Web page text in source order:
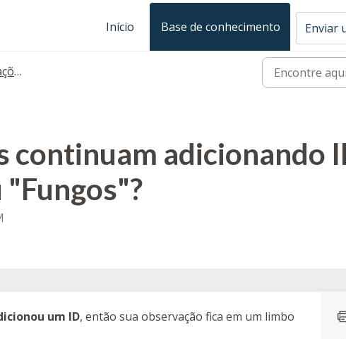
Início Base de conhecimento Enviar
continuam adicionando
um ID, então sua observação fica em um limbo